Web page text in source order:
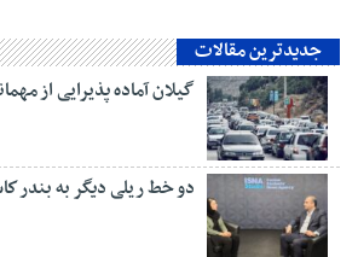
جدیدترین مقالات
گیلان آماده پذیرایی‌ از
دو خط ریلی دیگر به بندر